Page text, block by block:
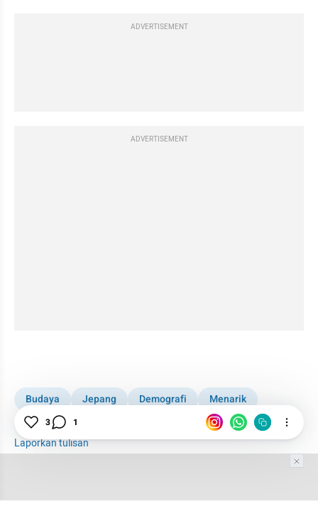
ADVERTISEMENT
ADVERTISEMENT
Budaya Jepang Demografi
Menarik
Childfree
Laporkan tulisan
3 1